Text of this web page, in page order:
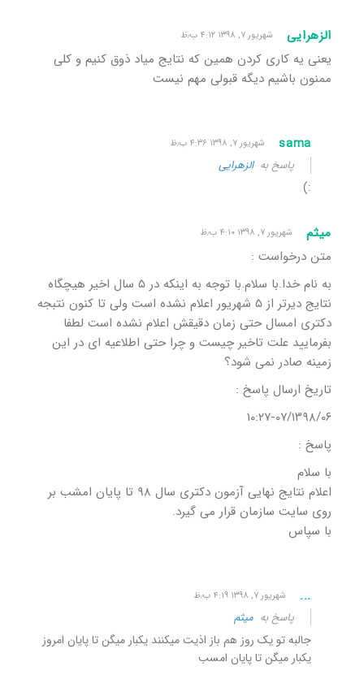
الزهرایی شهریور ۷, ۱۳۹۸ ۴:۱۲ ب٫ظ
یعنی یه کاری کردن همین که نتایج میاد ذوق کنیم و کلی
ممنون باشیم دیگه قبولی مهم نیست
sama شهریور ۷, ۱۳۹۸ ۴:۳۶ ب٫ظ
پاسخ بهالزهرایی
:)
میثم شهریور ۷, ۱۳۹۸ ۴:۱۰ ب٫ظ
متن درخواست :
به نام خدا.با سلام.با توجه به اینکه در ۵ سال اخیر هیچگاه
نتایج دیرتر از ۵ شهریور اعلام نشده است ولی تا کنون نتبجه
دکتری امسال حتی زمان دقیقش اعلام نشده است لطفا
بفرمایید علت تاخیر چیست و چرا حتی اطلاعیه ای در این
زمینه صادر نمی شود؟
تاریخ ارسال پاسخ :
١٣٩٨/٠۶/٠٧-١٠:٢٧
پاسخ :
با سلام
اعلام نتایج نهایی آزمون دکتری سال ۹۸ تا پایان امشب بر
روی سایت سازمان قرار می گیرد.
با سپاس
... شهریور ۷, ۱۳۹۸ ۴:۱۹ ب٫ظ
پاسخ به میثم
جالبه تو یک روز هم باز اذیت میکنند یکبار میگن تا پایان امروز
یکبار میگن تا پایان امسب